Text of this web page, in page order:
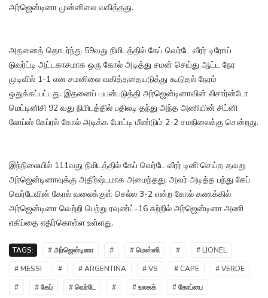
அர்ஜென்டினா முன்னிலை வகித்தது.
அதனைத் தொடர்ந்து 59வது நிமிடத்தில் கேப் வெர்டே வீரர் டிரோய்
டுவர்ட்டி அட்டகாசமாக ஒரு கோல் அடித்து சமன் செய்து ஆட்ட நேர
முடிவில் 1-1 என சமனிலை வகித்ததையடுத்து கூடுதல் நேரம்
ஒதுக்கப்பட்டது. இதனைப் பயன்படுத்தி அர்ஜென்டினாவின் லிசார்ன்டோ
மெட்டினிசி 92 வது நிமிடத்தில் பதிலடி தந்து அந்த அணியின் சிட்னி
லோப்ஸ் கேப்ரல் கோல் அடிக்க போட்டி மீண்டும் 2-2 சமநிலைக்கு சென்றது.
இந்நிலையில் 111வது நிமிடத்தில் கேப் வெர்டே வீரர் டினி செய்த தவறு
அர்ஜென்டினாவுக்கு அதிர்ஷ்டமாக அமைந்தது. அவர் அடித்த பந்து கேப்
வெர்டேவின் கோல் வலைக்குள் செல்ல 3-2 என்ற கோல் கணக்கில்
அர்ஜென்டினா வெற்றி பெற்று ரவுண்ட்-16 சுற்றில் அர்ஜென்டினா அணி
எகிப்தை எதிர்கொள்ள உள்ளது.
TAGS: # அர்ஜென்டினா # # மெஸ்ஸி #
# LIONEL
# MESSI
# # ARGENTINA # VS # CAPE
# VERDE
#
# கேப் # வெர்டே # # உலகக் # கோப்பை